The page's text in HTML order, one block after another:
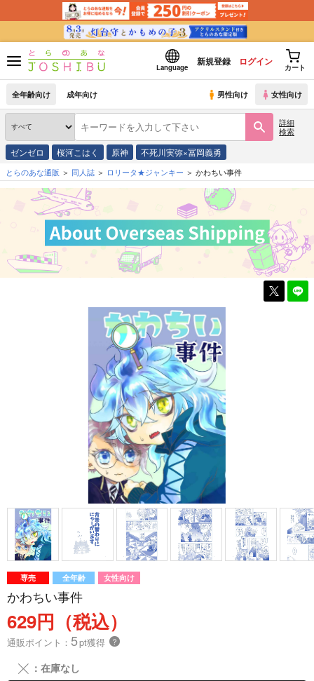
Language
新規登録 ログイン
カート
全年齢向け 成年向け 男性向け 女性向け
詳細
検索
ゼンゼロ 桜河こはく 原神 不死川実弥×冨岡義勇
とらのあな通販 同人誌 ロリータ★ジャンキー かわちい事件
専売 全年齢 女性向け
かわちい事件
629円（税込）
通販ポイント： 5pt獲得 ？
╳ ：在庫なし